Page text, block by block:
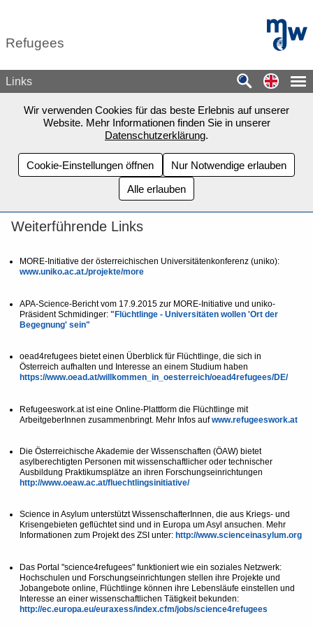
Refugees
mdw -
Links
Wir verwenden Cookies für das beste Erlebnis auf unserer
Website. Mehr Informationen finden Sie in unserer
Datenschutzerklärung.
Cookie-Einstellungen öffnen
Nur Notwendige erlauben
Alle erlauben
Weiterführende Links
MORE-Initiative der österreichischen Universitätenkonferenz (uniko):
www.uniko.ac.at./projekte/more
APA-Science-Bericht vom 17.9.2015 zur MORE-Initiative und uniko-
Präsident Schmidinger: "Flüchtlinge - Universitäten wollen 'Ort der
Begegnung' sein"
oead4refugees bietet einen Überblick für Flüchtlinge, die sich in
Österreich aufhalten und Interesse an einem Studium haben
https://www.oead.at/willkommen_in_oesterreich/oead4refugees/DE/
Refugeeswork.at ist eine Online-Plattform die Flüchtlinge mit
ArbeitgeberInnen zusammenbringt. Mehr Infos aufwww.refugeeswork.at
Die Österreichische Akademie der Wissenschaften (ÖAW) bietet
asylberechtigten Personen mit wissenschaftlicher oder technischer
Ausbildung Praktikumsplätze an ihren Forschungseinrichtungen
http://www.oeaw.ac.at/fluechtlingsinitiative/
Science in Asylum unterstützt WissenschafterInnen, die aus Kriegs- und
Krisengebieten geflüchtet sind und in Europa um Asyl ansuchen. Mehr
Informationen zum Projekt des ZSI unter: http://www.scienceinasylum.org
Das Portal "science4refugees" funktioniert wie ein soziales Netzwerk:
Hochschulen und Forschungseinrichtungen stellen ihre Projekte und
Jobangebote online, Flüchtlinge können ihre Lebensläufe einstellen und
Interesse an einer wissenschaftlichen Tätigkeit bekunden:
http://ec.europa.eu/euraxess/index.cfm/jobs/science4refugees